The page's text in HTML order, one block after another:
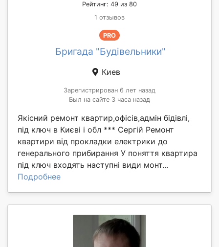
Рейтинг: 49 из 80
1 отзывов
PRO
Бригада "Будівельники"
Киев
Зарегистрирован 6 лет назад
Был на сайте 3 часа назад
Якісний ремонт квартир,офісів,адмін бідівлі,
під ключ в Києві і обл *** Сергій Ремонт
квартири від прокладки електрики до
генерального прибирання У поняття квартира
під ключ входять наступні види монт...
Подробнее